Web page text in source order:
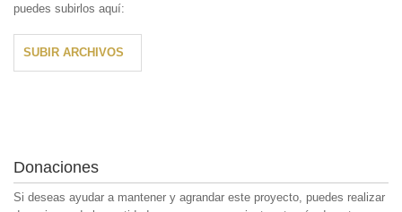
puedes subirlos aquí:
SUBIR ARCHIVOS
Donaciones
Si deseas ayudar a mantener y agrandar este proyecto, puedes realizar